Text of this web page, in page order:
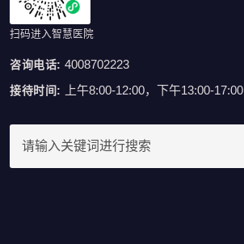
扫码进入智慧医院
咨询电话: 4008702223
接待时间: 上午8:00-12:00，下午13:00-17:00